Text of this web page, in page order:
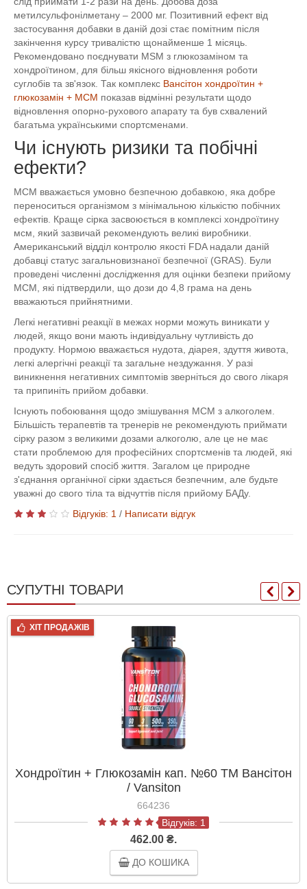
метилсульфонілметану – 2000 мг. Позитивний ефект від
застосування добавки в даній дозі стає помітним після
закінчення курсу тривалістю щонайменше 1 місяць.
Рекомендовано поєднувати MSM з глюкозаміном та
хондроїтином, для більш якісного відновлення роботи
суглобів та зв'язок. Так комплекс Вансітон хондроїтин +
глюкозамін + МСМ показав відмінні результати щодо
відновлення опорно-рухового апарату та був схвалений
багатьма українськими спортсменами.
Чи існують ризики та побічні
ефекти?
МСМ вважається умовно безпечною добавкою, яка добре
переноситься організмом з мінімальною кількістю побічних
ефектів. Краще сірка засвоюється в комплексі хондроїтину
мсм, який зазвичай рекомендують великі виробники.
Американський відділ контролю якості FDA надали даній
добавці статус загальновизнаної безпечної (GRAS). Були
проведені численні дослідження для оцінки безпеки прийому
МСМ, які підтвердили, що дози до 4,8 грама на день
вважаються прийнятними.
Легкі негативні реакції в межах норми можуть виникати у
людей, якщо вони мають індивідуальну чутливість до
продукту. Нормою вважається нудота, діарея, здуття живота,
легкі алергічні реакції та загальне нездужання. У разі
виникнення негативних симптомів зверніться до свого лікаря
та припиніть прийом добавки.
Існують побоювання щодо змішування МСМ з алкоголем.
Більшість терапевтів та тренерів не рекомендують приймати
сірку разом з великими дозами алкоголю, але це не має
стати проблемою для професійних спортсменів та людей, які
ведуть здоровий спосіб життя. Загалом це природне
з'єднання органічної сірки здається безпечним, але будьте
уважні до свого тіла та відчуттів після прийому БАДу.
Відгуків: 1 / Написати відгук
СУПУТНІ ТОВАРИ
ХІТ ПРОДАЖІВ
Хондроїтин + Глюкозамін кап. №60 ТМ Вансітон
/ Vansiton
664236
Відгуків: 1
462.00 ₴.
ДО КОШИКА